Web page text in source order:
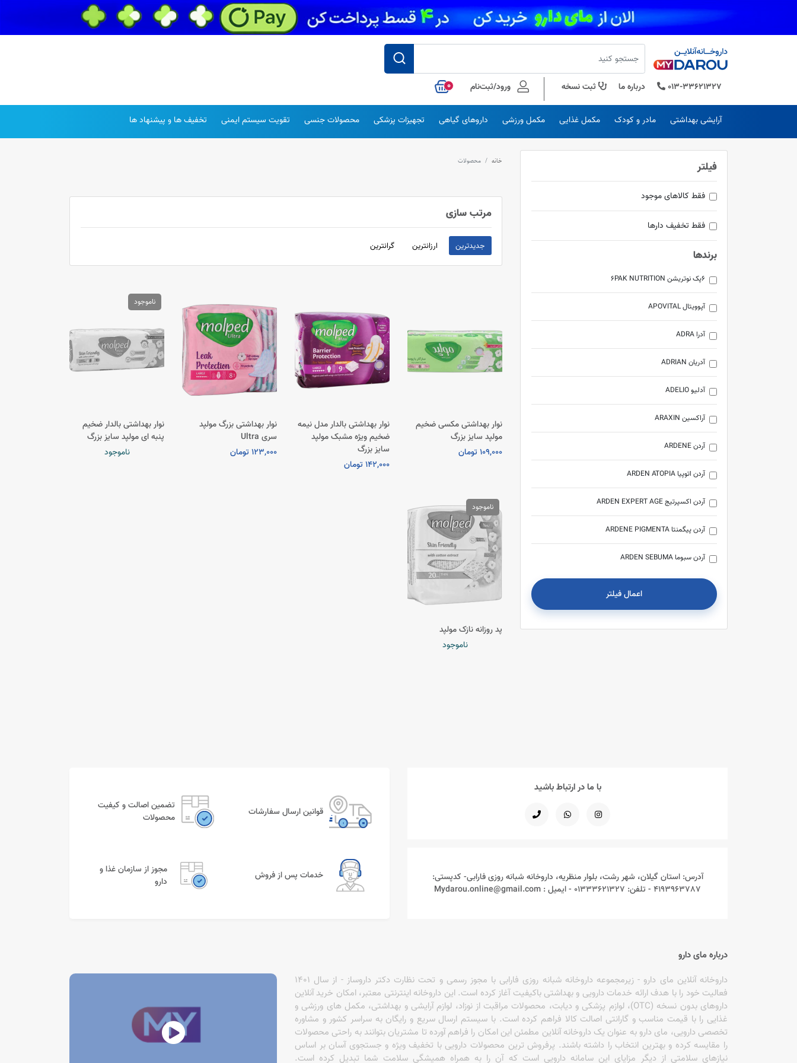
013-33621327 درباره ما ثبت نسخه ورود/ثبت‌نام 0
آرایشی بهداشتی مادر و کودک مکمل غذایی مکمل ورزشی داروهای گیاهی تجهیزات پزشکی محصولات جنسی تقویت سیستم ایمنی تخفیف ها و پیشنهاد ها
فیلتر
فقط کالاهای موجود
فقط تخفیف دارها
برندها
6پک نوتریشن 6PAK NUTRITION
آپوویتال APOVITAL
آدرا ADRA
آدریان ADRIAN
آدلیو ADELIO
آراکسین ARAXIN
آردن ARDENE
آردن اتوپیا ARDEN ATOPIA
آردن اکسپرتیج ARDEN EXPERT AGE
آردن پیگمنتا ARDENE PIGMENTA
آردن سبوما ARDEN SEBUMA
آلمکس ALLMAX
آنتی ایجینگ ANTIAGING
آنوشا ANOUSHA
آنی ساز ANISAZ
آوان AVAN
اعمال فیلتر
خانه محصولات
مرتب سازی
جدیدترین ارزانترین گرانترین
نوار بهداشتی مکسی ضخیم
مولپد سایز بزرگ
109,000 تومان
نوار بهداشتی بالدار مدل نیمه
ضخیم ویژه مشبک مولپد
سایز بزرگ
142,000 تومان
نوار بهداشتی بزرگ مولپد
سری Ultra
123,000 تومان
ناموجود
نوار بهداشتی بالدار ضخیم
پنبه ای مولپد سایز بزرگ
ناموجود
ناموجود
پد روزانه نازک مولپد
ناموجود
با ما در ارتباط باشید
آدرس: استان گیلان، شهر رشت، بلوار منظریه، داروخانه شبانه روزی فارابی- کدپستی:
4193963787 - تلفن: 01333621327 - ایمیل : Mydarou.online@gmail.com
قوانین ارسال سفارشات
تضمین اصالت و کیفیت
محصولات
خدمات پس از فروش
مجوز از سازمان غذا و
دارو
درباره مای دارو
داروخانه آنلاین مای دارو - زیرمجموعه داروخانه شبانه روزی فارابی با مجوز رسمی و تحت نظارت دکتر داروساز - از سال 1401
فعالیت خود را با هدف ارائه خدمات دارویی و بهداشتی باکیفیت آغاز کرده است. این داروخانه اینترنتی معتبر، امکان خرید آنلاین
داروهای بدون نسخه (OTC)، لوازم پزشکی و دیابت، محصولات مراقبت از نوزاد، لوازم آرایشی و بهداشتی، مکمل های ورزشی و
غذایی را با قیمت مناسب و گارانتی اصالت کالا فراهم کرده است. با سیستم ارسال سریع و رایگان به سراسر کشور و مشاوره
تخصصی دارویی، مای دارو به عنوان یک داروخانه آنلاین مطمئن این امکان را فراهم آورده تا مشتریان بتوانند به راحتی محصولات
را مقایسه کرده و بهترین انتخاب را داشته باشند. پرفروش ترین محصولات دارویی با تخفیف ویژه و جستجوی آسان بر اساس
نیازهای سلامتی از دیگر مزایای این سامانه دارویی است که آن را به همراه همیشگی سلامت شما تبدیل کرده است.